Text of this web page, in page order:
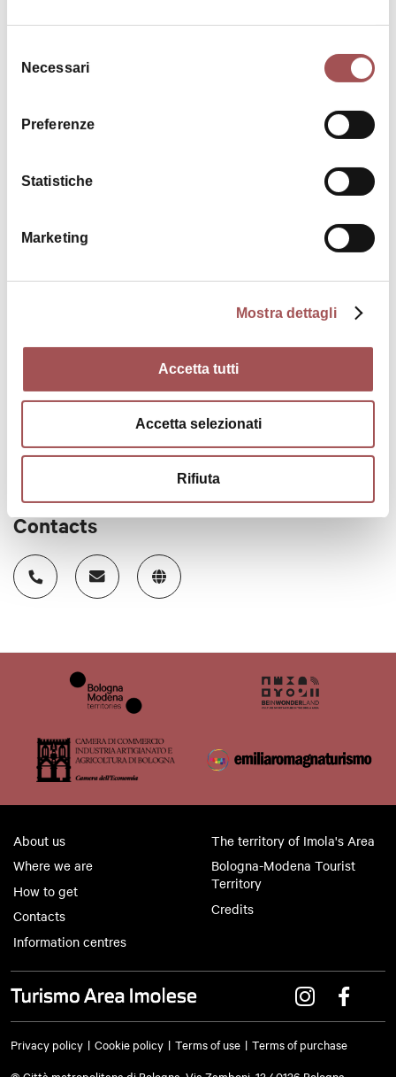
delNecessari
Preferenze
Statistiche
Marketing
Mostra dettagli
Accetta tutti
Accetta selezionati
Rifiuta
40026 Imola
Details
CIN code
IT037032B53YT63OTN
Contacts
About us
Where we are
How to get
Contacts
Information centres
The territory of Imola's Area
Bologna-Modena Tourist
Territory
Credits
Privacy policy Cookie policy Terms of use
Terms of purchase